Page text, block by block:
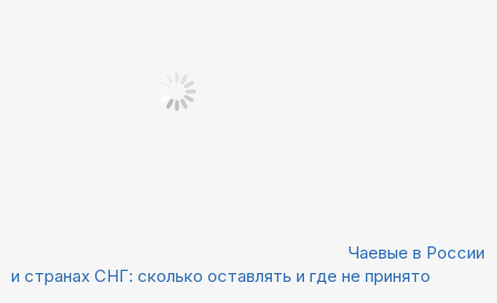
Чаевые в России
и странах СНГ: сколько оставлять и где не принято